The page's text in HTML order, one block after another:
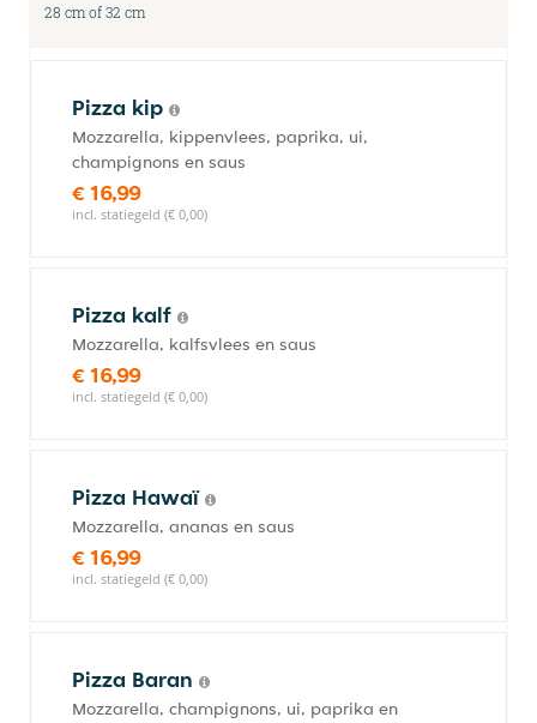
28 cm of 32 cm
Pizza kip
Mozzarella, kippenvlees, paprika, ui,
champignons en saus
€ 16,99
incl. statiegeld (€ 0,00)
Pizza kalf
Mozzarella, kalfsvlees en saus
€ 16,99
incl. statiegeld (€ 0,00)
Pizza Hawaï
Mozzarella, ananas en saus
€ 16,99
incl. statiegeld (€ 0,00)
Pizza Baran
Mozzarella, champignons, ui, paprika en